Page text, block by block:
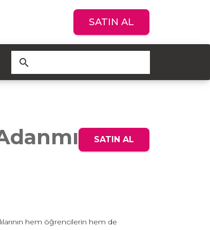
SATIN AL
search
SATIN AL
hem öğrencilerin hem de